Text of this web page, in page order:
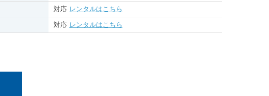
対応 レンタルはこちら
対応 レンタルはこちら